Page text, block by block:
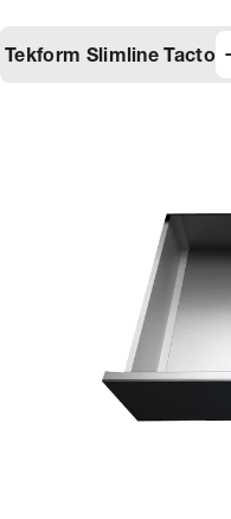
Tekform Slimline Tacto